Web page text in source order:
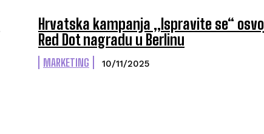
Hrvatska kampanja „Ispravite se“
Red Dot nagradu u Berlinu
MARKETING 10/11/2025